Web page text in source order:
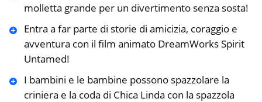
molletta grande per un divertimento senza sosta!
Entra a far parte di storie di amicizia, coraggio e
avventura con il film animato DreamWorks Spirit
Untamed!
I bambini e le bambine possono spazzolare la
criniera e la coda di Chica Linda con la spazzola